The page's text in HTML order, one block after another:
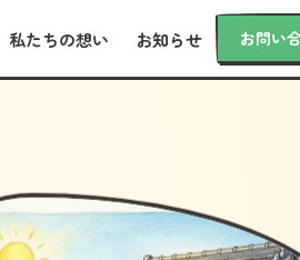
私たちの想い お知らせ お問い